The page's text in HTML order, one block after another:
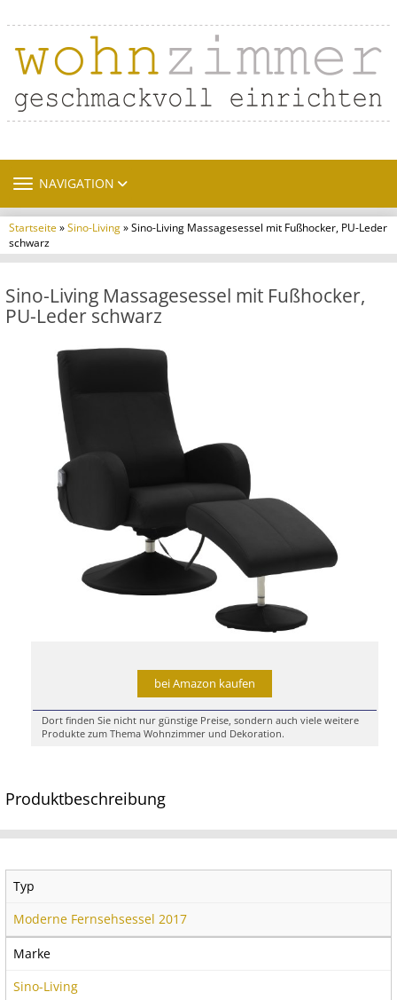
TOGGLE NAVIGATION
NAVIGATION
Startseite»Sino-Living» Sino-Living Massagesessel mit Fußhocker, PU-Leder
schwarz
Sino-Living Massagesessel mit Fußhocker,
PU-Leder schwarz
bei Amazon kaufen
Dort finden Sie nicht nur günstige Preise, sondern auch viele weitere
Produkte zum Thema Wohnzimmer und Dekoration.
Produktbeschreibung
Typ
Moderne Fernsehsessel 2017
Marke
Sino-Living